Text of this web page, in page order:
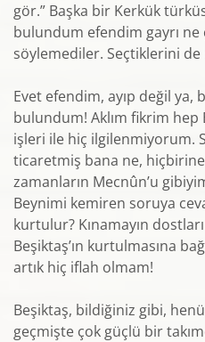
gör.” Başka bir Kerkük
bulundum efendim gayrı ne
söylemediler. Seçtiklerini
Evet efendim, ayıp değil ya,
bulundum! Aklım fikrim hep
işleri ile hiç ilgilenmiyorum.
ticaretmiş bana ne, hiçbirine
zamanların Mecnûn’u
Beynimi kemiren soruya
kurtulur? Kınamayın
Beşiktaş’ın kurtulmasına
artık hiç iflah olmam!
Beşiktaş, bildiğiniz gibi,
geçmişte çok güçlü bir